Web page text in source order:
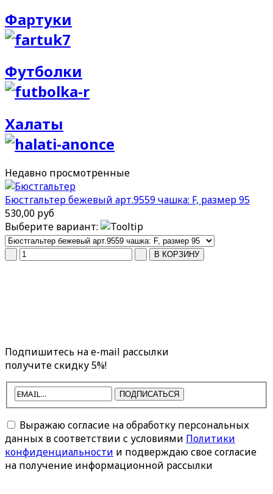
Фартуки
Футболки
Халаты
Недавно просмотренные
Бюстгальтер бежевый арт.9559 чашка: F, размер 95
530,00 руб
Выберите вариант:
Подпишитесь на e-mail рассылки
получите скидку 5%!
ПОДПИСАТЬСЯ
Выражаю согласие на обработку персональных
данных в соответствии с условиями Политики
конфиденциальности и подверждаю свое согласие
на получение информационной рассылки